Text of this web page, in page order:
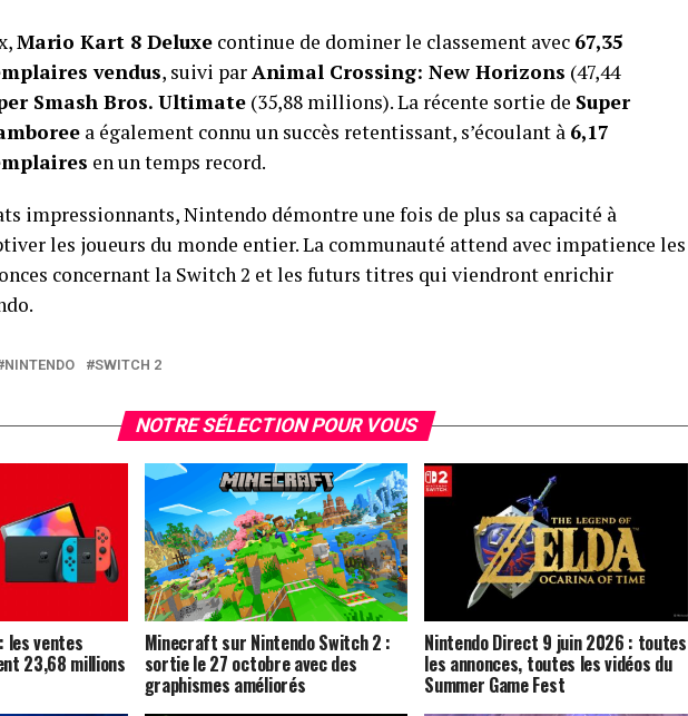
Mario Kart 8 Deluxe continue de dominer le classement avec 67,35
vendus, suivi parAnimal Crossing: New Horizons (47,44
Smash Bros. Ultimate (35,88 millions). La récente sortie de Super
a également connu un succès retentissant, s’écoulant à 6,17
en un temps record.
impressionnants, Nintendo démontre une fois de plus sa capacité à
les joueurs du monde entier. La communauté attend avec impatience les
concernant la Switch 2 et les futurs titres qui viendront enrichir
NINTENDO SWITCH 2
NOTRE SÉLECTION POUR VOUS
les ventes
23,68 millions
Minecraft sur Nintendo Switch 2 :
sortie le 27 octobre avec des
graphismes améliorés
Nintendo Direct 9 juin 2026 : toutes
les annonces, toutes les vidéos du
Summer Game Fest